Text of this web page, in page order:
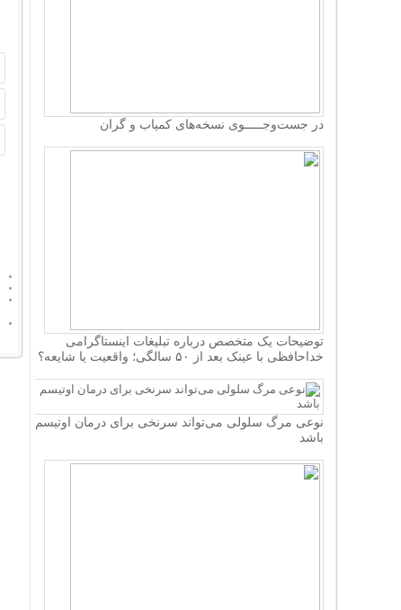
در جست‌وجـــــوی نسخه‌های کمیاب و گران
توضیحات یک متخصص درباره تبلیغات اینستاگرامی
خداحافظی با عینک بعد از ۵۰ سالگی؛ واقعیت یا شایعه؟
نوعی مرگ سلولی می‌تواند سرنخی برای درمان اوتیسم
باشد